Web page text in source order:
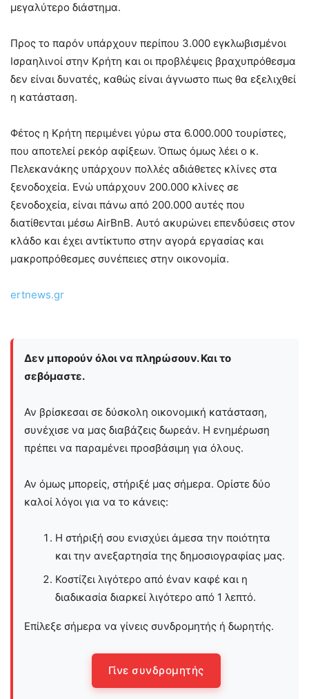
μεγαλύτερο διάστημα.
Προς το παρόν υπάρχουν περίπου 3.000 εγκλωβισμένοι
Ισραηλινοί στην Κρήτη και οι προβλέψεις βραχυπρόθεσμα
δεν είναι δυνατές, καθώς είναι άγνωστο πως θα εξελιχθεί
η κατάσταση.
Φέτος η Κρήτη περιμένει γύρω στα 6.000.000 τουρίστες,
που αποτελεί ρεκόρ αφίξεων. Όπως όμως λέει ο κ.
Πελεκανάκης υπάρχουν πολλές αδιάθετες κλίνες στα
ξενοδοχεία. Ενώ υπάρχουν 200.000 κλίνες σε
ξενοδοχεία, είναι πάνω από 200.000 αυτές που
διατίθενται μέσω AirBnB. Αυτό ακυρώνει επενδύσεις στον
κλάδο και έχει αντίκτυπο στην αγορά εργασίας και
μακροπρόθεσμες συνέπειες στην οικονομία.
ertnews.gr
Δεν μπορούν όλοι να πληρώσουν. Και το
σεβόμαστε.
Αν βρίσκεσαι σε δύσκολη οικονομική κατάσταση,
συνέχισε να μας διαβάζεις δωρεάν. Η ενημέρωση
πρέπει να παραμένει προσβάσιμη για όλους.
Αν όμως μπορείς, στήριξέ μας σήμερα. Ορίστε δύο
καλοί λόγοι για να το κάνεις:
Η στήριξή σου ενισχύει άμεσα την ποιότητα
και την ανεξαρτησία της δημοσιογραφίας μας.
Κοστίζει λιγότερο από έναν καφέ και η
διαδικασία διαρκεί λιγότερο από 1 λεπτό.
Επίλεξε σήμερα να γίνεις συνδρομητής ή δωρητής.
Γίνε συνδρομητής